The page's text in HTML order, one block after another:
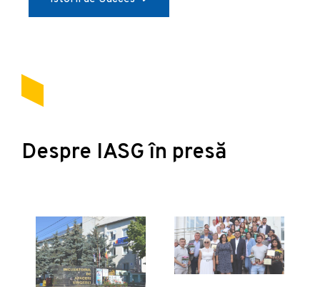
Despre IASG în presă